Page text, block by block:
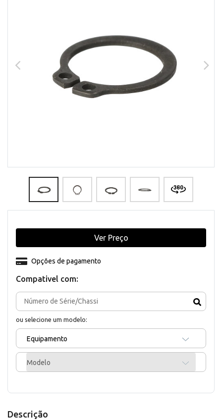
Compativel com:
ou selecione um modelo:
Equipamento
Modelo
Opções de pagamento
Ver Preço
Descrição